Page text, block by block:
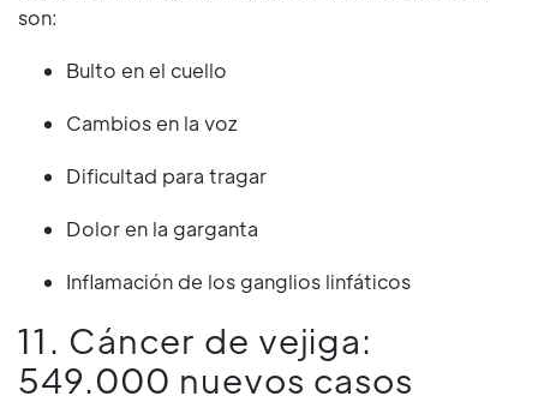
son:
Bulto en el cuello
Cambios en la voz
Dificultad para tragar
Dolor en la garganta
Inflamación de los ganglios linfáticos
11. Cáncer de vejiga:
549.000 nuevos casos